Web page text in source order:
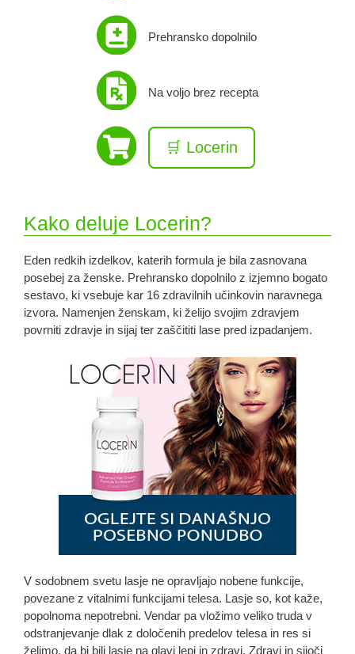
Prehransko dopolnilo
Na voljo brez recepta
🛒 Locerin
Kako deluje Locerin?
Eden redkih izdelkov, katerih formula je bila zasnovana
posebej za ženske. Prehransko dopolnilo z izjemno bogato
sestavo, ki vsebuje kar 16 zdravilnih učinkovin naravnega
izvora. Namenjen ženskam, ki želijo svojim zdravjem
povrniti zdravje in sijaj ter zaščititi lase pred izpadanjem.
V sodobnem svetu lasje ne opravljajo nobene funkcije,
povezane z vitalnimi funkcijami telesa. Lasje so, kot kaže,
popolnoma nepotrebni. Vendar pa vložimo veliko truda v
odstranjevanje dlak z določenih predelov telesa in res si
želimo, da bi bili lasje na glavi lepi in zdravi. Zdravi in ​​sijoči